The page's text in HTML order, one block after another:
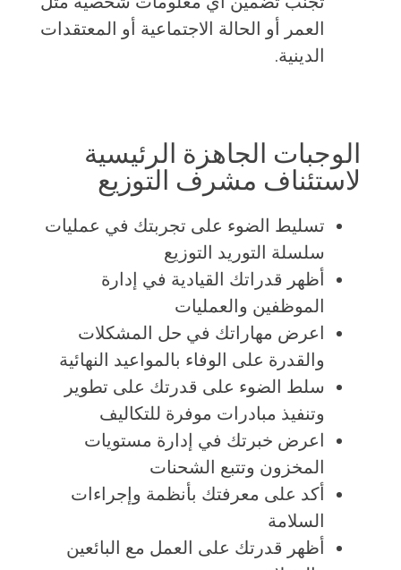
العمر أو الحالة الاجتماعية أو المعتقدات
الدينية.
الوجبات الجاهزة الرئيسية
لاستئناف مشرف التوزيع
تسليط الضوء على تجربتك في عمليات
سلسلة التوريد التوزيع
أظهر قدراتك القيادية في إدارة
الموظفين والعمليات
اعرض مهاراتك في حل المشكلات
والقدرة على الوفاء بالمواعيد النهائية
سلط الضوء على قدرتك على تطوير
وتنفيذ مبادرات موفرة للتكاليف
اعرض خبرتك في إدارة مستويات
المخزون وتتبع الشحنات
أكد على معرفتك بأنظمة وإجراءات
السلامة
أظهر قدرتك على العمل مع البائعين